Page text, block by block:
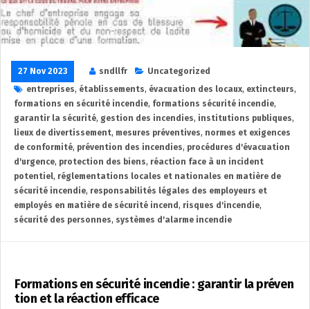
27 Nov 2023 sndllfr
Uncategorized
entreprises, établissements, évacuation des locaux, extincteurs,
formations en sécurité incendie, formations sécurité incendie,
garantir la sécurité, gestion des incendies, institutions publiques,
lieux de divertissement, mesures préventives, normes et exigences
de conformité, prévention des incendies, procédures d'évacuation
d'urgence, protection des biens, réaction face à un incident
potentiel, réglementations locales et nationales en matière de
sécurité incendie, responsabilités légales des employeurs et
employés en matière de sécurité incend, risques d'incendie,
sécurité des personnes, systèmes d'alarme incendie
Formations en sécurité incendie : garantir la préven
tion et la réaction efficace